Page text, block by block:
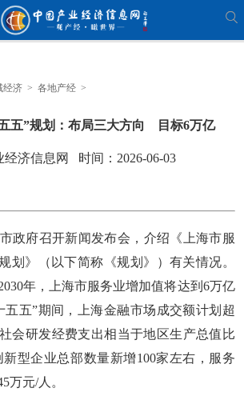
经济 > 各地产经 >
五五”规划：布局三大方向 目标6万亿
经济信息网 时间：2026-06-03
府召开新闻发布会，介绍《上海市服
划》（以下简称《规划》）有关情况。
年，上海市服务业增加值将达到6万亿
五五”期间，上海金融市场成交额计划超
会研发经费支出相当于地区生产总值比
型企业总部数量新增100家左右，服务
万元/人。